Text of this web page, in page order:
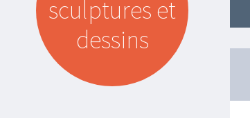
sculptures et
dessins